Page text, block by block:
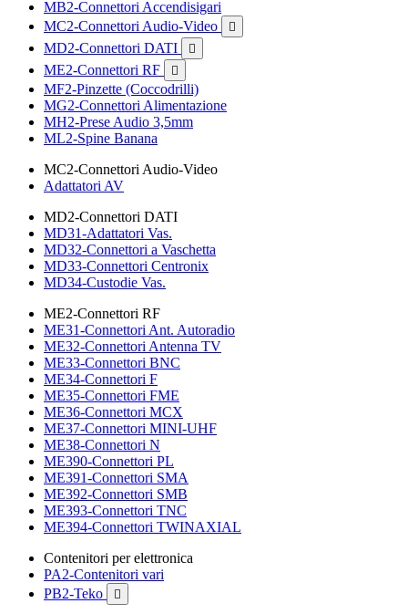
MB2-Connettori Accendisigari
MC2-Connettori Audio-Video

MD2-Connettori DATI 
ME2-Connettori RF 
MF2-Pinzette (Coccodrilli)
MG2-Connettori Alimentazione
MH2-Prese Audio 3,5mm
ML2-Spine Banana
MC2-Connettori Audio-Video
Adattatori AV
MD2-Connettori DATI
MD31-Adattatori Vas.
MD32-Connettori a Vaschetta
MD33-Connettori Centronix
MD34-Custodie Vas.
ME2-Connettori RF
ME31-Connettori Ant. Autoradio
ME32-Connettori Antenna TV
ME33-Connettori BNC
ME34-Connettori F
ME35-Connettori FME
ME36-Connettori MCX
ME37-Connettori MINI-UHF
ME38-Connettori N
ME390-Connettori PL
ME391-Connettori SMA
ME392-Connettori SMB
ME393-Connettori TNC
ME394-Connettori TWINAXIAL
Contenitori per elettronica
PA2-Contenitori vari
PB2-Teko
